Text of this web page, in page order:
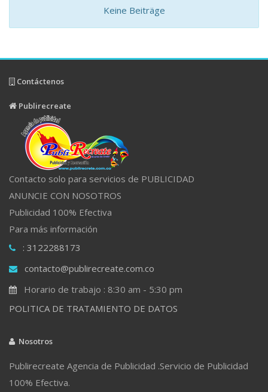
Keine Beiträge
Contáctenos
Publirecreate
Contacto solo para servicios de PUBLICIDAD
ANUNCIE CON NOSOTROS
Publicidad 100% Efectiva
Para más información
: 3122288173
contacto@publirecreate.com.co
Horario de trabajo : 8:30 am - 5:30 pm
POLITICA DE TRATAMIENTO DE DATOS
Nosotros
Publirecreate Agencia de Publicidad .Servicio de Publicidad
100% Efectiva.